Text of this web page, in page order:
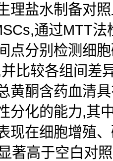
理盐水制备对
通过MTT
点分别检测细
比较各组间差
黄酮含药血清
分化的能力,其
现在细胞增殖
著高于空白对